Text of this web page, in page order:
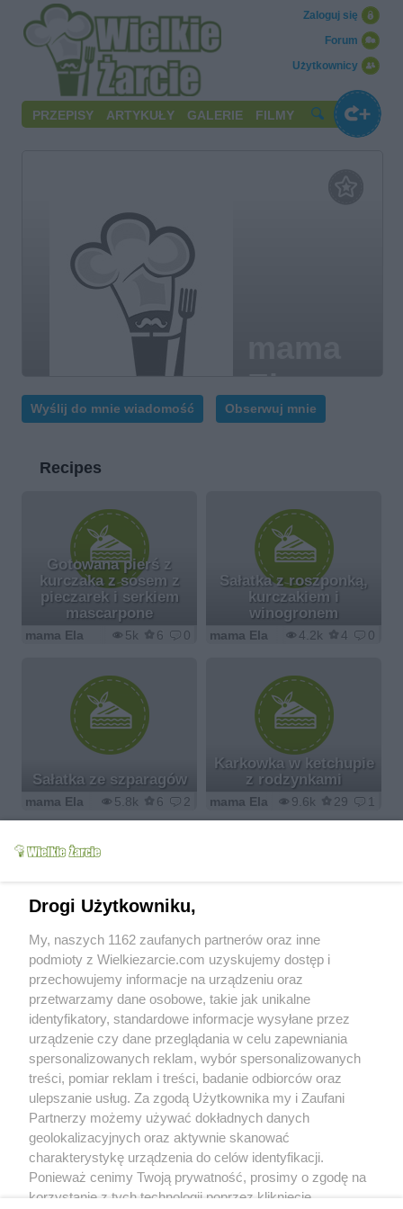
Użytkownicy
Forum
Zaloguj się
PRZEPISY ARTYKUŁY GALERIE FILMY
Ela
Wyślij do mnie wiadomość Obserwuj mnie
Recipes
Gotowana pierś z
kurczaka z sosem z
pieczarek i serkiem
mascarpone
5k 6 0
mama Ela
Sałatka z roszponką,
kurczakiem i
winogronem
4.2k 4 0
mama Ela
Sałatka ze szparagów
5.8k 6 2
mama Ela
Karkowka w ketchupie
z rodzynkami
9.6k 29 1
mama Ela
Pieczarki po japońsku
11.2k 30 0
mama Ela
Sok z malin
10.3k
mama Ela
Od kiedy z nami:
2010-03-17
Status:
aktywny (offline)
Forum posts:
0
Sent comments:
14
Last comments:
Wyróżnienia
Drogi Użytkowniku,
My, naszych 1162 zaufanych partnerów oraz inne
podmioty z Wielkiezarcie.com uzyskujemy dostęp i
przechowujemy informacje na urządzeniu oraz
przetwarzamy dane osobowe, takie jak unikalne
identyfikatory, standardowe informacje wysyłane przez
urządzenie czy dane przeglądania w celu zapewniania
spersonalizowanych reklam, wybór spersonalizowanych
treści, pomiar reklam i treści, badanie odbiorców oraz
ulepszanie usług. Za zgodą Użytkownika my i Zaufani
Partnerzy możemy używać dokładnych danych
geolokalizacyjnych oraz aktywnie skanować
charakterystykę urządzenia do celów identyfikacji.
Ponieważ cenimy Twoją prywatność, prosimy o zgodę na
korzystanie z tych technologii poprzez kliknięcie